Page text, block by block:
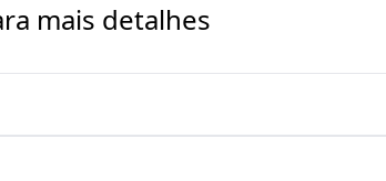
mais detalhes